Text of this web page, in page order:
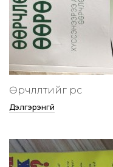
Өөрчлөлтийг өөрөөсөө
Дэлгэрэнгүй